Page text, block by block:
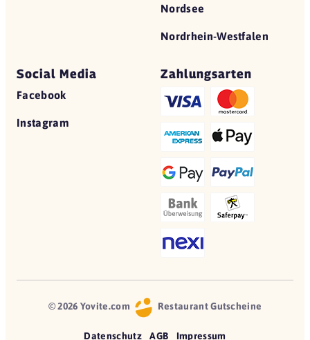
Nordsee
Nordrhein-Westfalen
Social Media
Facebook
Instagram
Zahlungsarten
© 2026 Yovite.com Restaurant Gutscheine
Datenschutz AGB Impressum